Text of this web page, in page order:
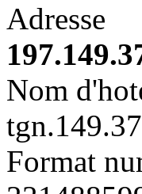
Adresse
Nom
Format